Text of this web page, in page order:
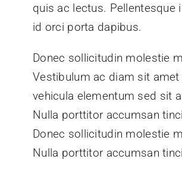
quis ac lectus. Pellentesque
id orci porta dapibus.
Donec sollicitudin molestie
Vestibulum ac diam sit amet
vehicula elementum sed sit
Nulla porttitor accumsan
Donec sollicitudin molestie
Nulla porttitor accumsan